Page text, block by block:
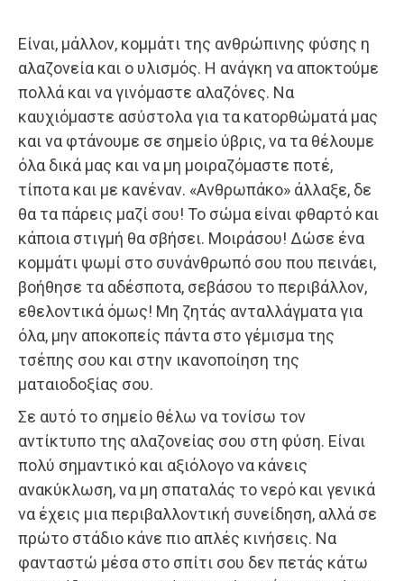
Είναι, μάλλον, κομμάτι της ανθρώπινης φύσης η
αλαζονεία και ο υλισμός. Η ανάγκη να αποκτούμε
πολλά και να γινόμαστε αλαζόνες. Να
καυχιόμαστε ασύστολα για τα κατορθώματά μας
και να φτάνουμε σε σημείο ύβρις, να τα θέλουμε
όλα δικά μας και να μη μοιραζόμαστε ποτέ,
τίποτα και με κανέναν. «Ανθρωπάκο» άλλαξε, δε
θα τα πάρεις μαζί σου! Το σώμα είναι φθαρτό και
κάποια στιγμή θα σβήσει. Μοιράσου! Δώσε ένα
κομμάτι ψωμί στο συνάνθρωπό σου που πεινάει,
βοήθησε τα αδέσποτα, σεβάσου το περιβάλλον,
εθελοντικά όμως! Μη ζητάς ανταλλάγματα για
όλα, μην αποκοπείς πάντα στο γέμισμα της
τσέπης σου και στην ικανοποίηση της
ματαιοδοξίας σου.
Σε αυτό το σημείο θέλω να τονίσω τον
αντίκτυπο της αλαζονείας σου στη φύση. Είναι
πολύ σημαντικό και αξιόλογο να κάνεις
ανακύκλωση, να μη σπαταλάς το νερό και γενικά
να έχεις μια περιβαλλοντική συνείδηση, αλλά σε
πρώτο στάδιο κάνε πιο απλές κινήσεις. Να
φανταστώ μέσα στο σπίτι σου δεν πετάς κάτω